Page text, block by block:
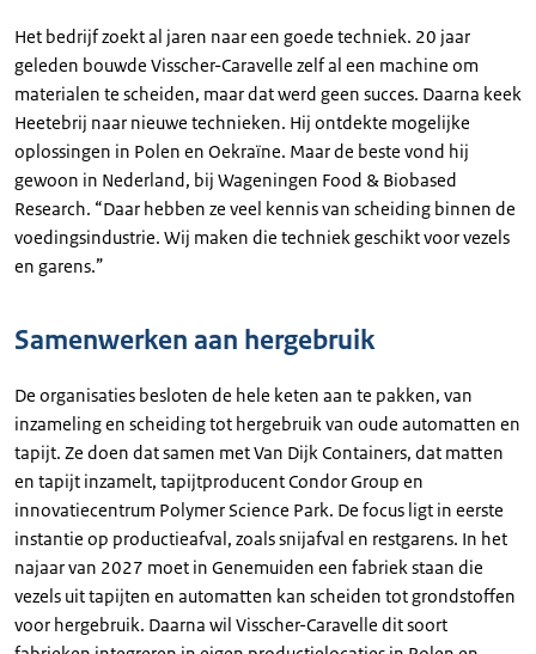
Het bedrijf zoekt al jaren naar een goede techniek. 20 jaar
geleden bouwde Visscher-Caravelle zelf al een machine om
materialen te scheiden, maar dat werd geen succes. Daarna keek
Heetebrij naar nieuwe technieken. Hij ontdekte mogelijke
oplossingen in Polen en Oekraïne. Maar de beste vond hij
gewoon in Nederland, bij Wageningen Food & Biobased
Research. “Daar hebben ze veel kennis van scheiding binnen de
voedingsindustrie. Wij maken die techniek geschikt voor vezels
en garens.”
Samenwerken aan hergebruik
De organisaties besloten de hele keten aan te pakken, van
inzameling en scheiding tot hergebruik van oude automatten en
tapijt. Ze doen dat samen met Van Dijk Containers, dat matten
en tapijt inzamelt, tapijtproducent Condor Group en
innovatiecentrum Polymer Science Park. De focus ligt in eerste
instantie op productieafval, zoals snijafval en restgarens. In het
najaar van 2027 moet in Genemuiden een fabriek staan die
vezels uit tapijten en automatten kan scheiden tot grondstoffen
voor hergebruik. Daarna wil Visscher-Caravelle dit soort